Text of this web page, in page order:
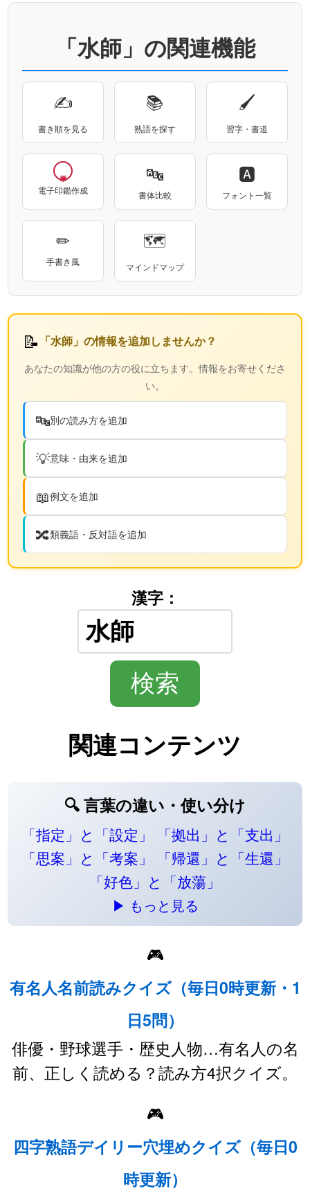
「水師」の関連機能
✍
書き順を見る
📚
熟語を探す
🖌
習字・書道
電子印鑑作成
🔤
書体比較
🅰
フォント一覧
✏
手書き風
🗺
マインドマップ
📝 「水師」の情報を追加しませんか？
あなたの知識が他の方の役に立ちます。情報をお寄せくださ
い。
🔤別の読み方を追加
💡意味・由来を追加
📖例文を追加
🔀類義語・反対語を追加
漢字：
関連コンテンツ
🔍 言葉の違い・使い分け
「指定」と「設定」
「拠出」と「支出」
「思案」と「考案」
「帰還」と「生還」
「好色」と「放蕩」
▶ もっと見る
🎮
有名人名前読みクイズ（毎日0時更新・1
日5問）
俳優・野球選手・歴史人物…有名人の名
前、正しく読める？読み方4択クイズ。
🎮
四字熟語デイリー穴埋めクイズ（毎日0
時更新）